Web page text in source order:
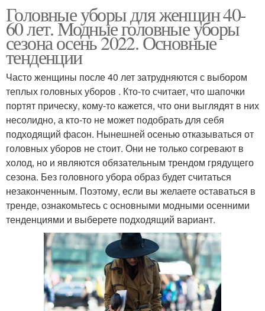
Головные уборы для женщин 40-
60 лет. Модные головные уборы
сезона осень 2022. Основные
тенденции
Часто женщины после 40 лет затрудняются с выбором
теплых головных уборов . Кто-то считает, что шапочки
портят прическу, кому-то кажется, что они выглядят в них
несолидно, а кто-то не может подобрать для себя
подходящий фасон. Нынешней осенью отказываться от
головных уборов не стоит. Они не только согревают в
холод, но и являются обязательным трендом грядущего
сезона. Без головного убора образ будет считаться
незаконченным. Поэтому, если вы желаете оставаться в
тренде, ознакомьтесь с основными модными осенними
тенденциями и выберете подходящий вариант.